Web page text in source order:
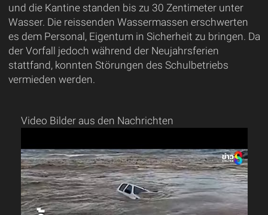
und die Kantine standen bis zu 30 Zentimeter unter
Wasser. Die reissenden Wassermassen erschwerten
es dem Personal, Eigentum in Sicherheit zu bringen. Da
der Vorfall jedoch während der Neujahrsferien
stattfand, konnten Störungen des Schulbetriebs
vermieden werden.
Video Bilder aus den Nachrichten